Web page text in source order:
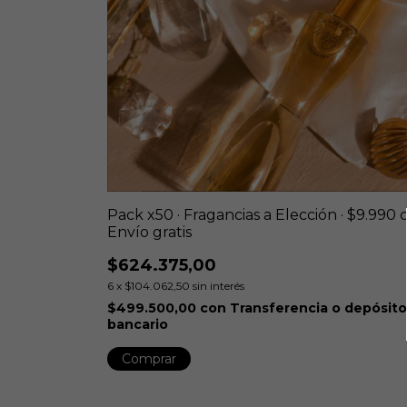
Pack x50 · Fragancias a Elección · $9.990 c/
Envío gratis
$624.375,00
6 x $104.062,50 sin interés
$499.500,00 con Transferencia o depósito
bancario
Comprar